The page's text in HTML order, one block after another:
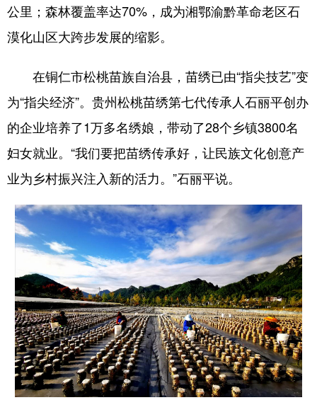
公里；森林覆盖率达70%，成为湘鄂渝黔革命老区石
漠化山区大跨步发展的缩影。
在铜仁市松桃苗族自治县，苗绣已由“指尖技艺”变
为“指尖经济”。贵州松桃苗绣第七代传承人石丽平创办
的企业培养了1万多名绣娘，带动了28个乡镇3800名
妇女就业。“我们要把苗绣传承好，让民族文化创意产
业为乡村振兴注入新的活力。”石丽平说。